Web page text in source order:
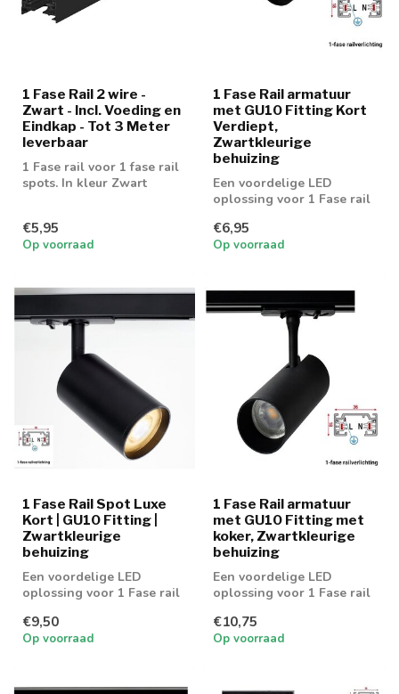
1 Fase Rail 2 wire -
Zwart - Incl. Voeding en
Eindkap - Tot 3 Meter
leverbaar
1 Fase rail voor 1 fase rail
spots. In kleur Zwart
€5,95
Op voorraad
1 Fase Rail armatuur
met GU10 Fitting Kort
Verdiept,
Zwartkleurige
behuizing
Een voordelige LED
oplossing voor 1 Fase rail
GU10 spot
€6,95
Op voorraad
1 Fase Rail Spot Luxe
Kort | GU10 Fitting |
Zwartkleurige
behuizing
Een voordelige LED
oplossing voor 1 Fase rail
GU10 spot
€9,50
Op voorraad
1 Fase Rail armatuur
met GU10 Fitting met
koker, Zwartkleurige
behuizing
Een voordelige LED
oplossing voor 1 Fase rail
GU10 spot
€10,75
Op voorraad